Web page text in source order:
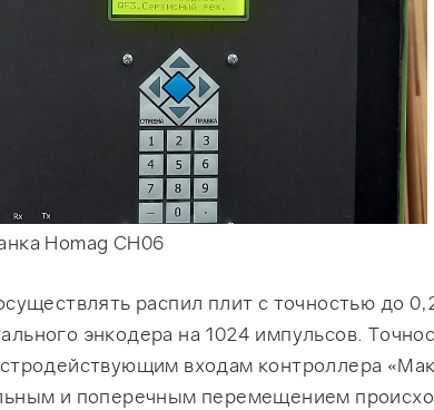
Homag CH06
распил плит с точностью до
энкодера на 1024 импульсов.
входам контроллера
и поперечным перемещением